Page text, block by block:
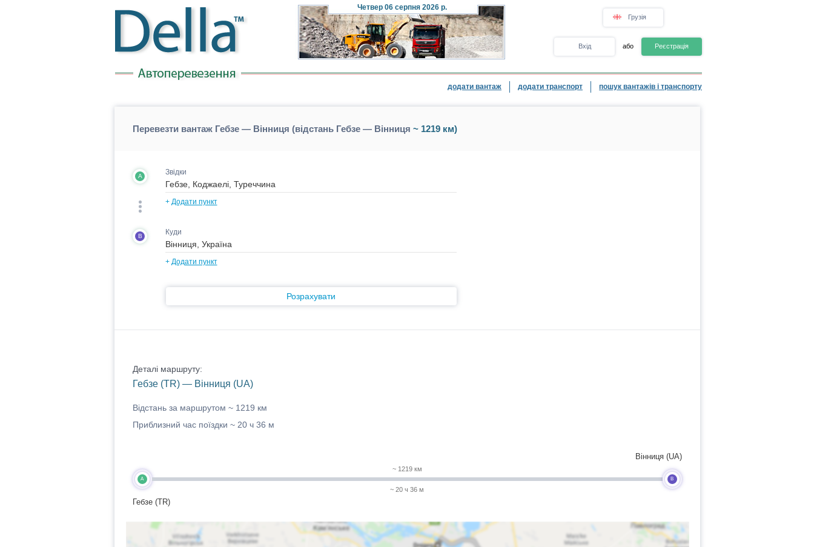
Четвер 06 серпня 2026 р.
Грузія
Вхід або Реєстрація
додати вантаж додати транспорт пошук вантажів і транспорту
Перевезти вантаж Гебзе — Вінниця (відстань Гебзе — Вінниця ~ 1219 км)
A Звідки
+ Додати пункт
B Куди
+ Додати пункт
Розрахувати
Деталі маршруту:
Гебзе (TR) — Вінниця (UA)
Відстань за маршрутом ~ 1219 км
Приблизний час поїздки ~ 20 ч 36 м
A
Гебзе (TR)
~ 1219 км
~ 20 ч 36 м
B
Вінниця (UA)